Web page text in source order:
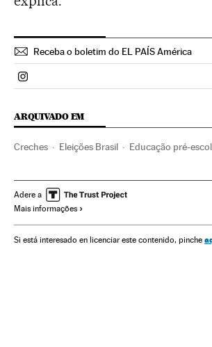
Receba o boletim do EL PAÍS América
Politica El País Brasil en Instagram
ARQUIVADO EM
Creches Eleições Brasil Educação pré-
Eleições Sistema educativo
Adere a
Mais informações
Si está interesado en licenciar este contenido, pinche